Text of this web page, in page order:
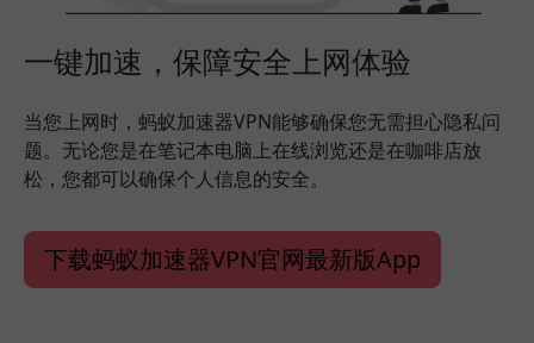
一键加速，保障安全上网体验
当您上网时，蚂蚁加速器VPN能够确保您无需担心隐私问
题。无论您是在笔记本电脑上在线浏览还是在咖啡店放
松，您都可以确保个人信息的安全。
下载蚂蚁加速器VPN官网最新版App